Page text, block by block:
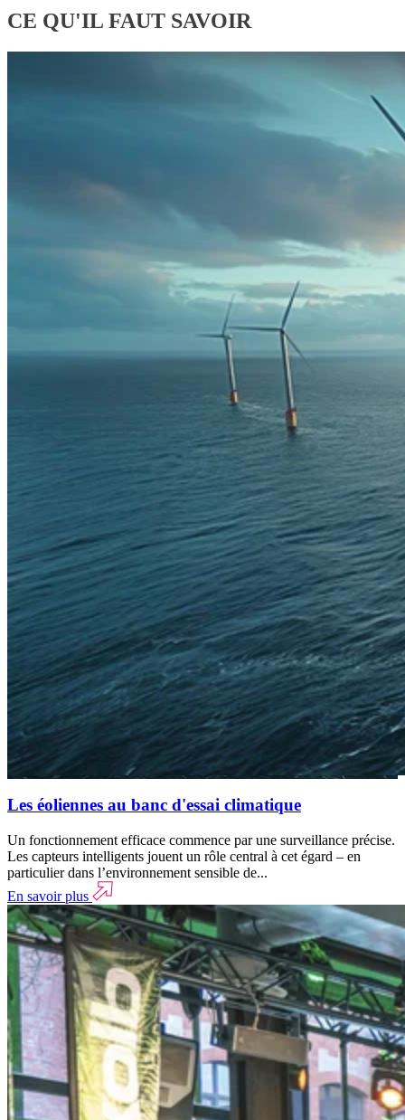
CE QU'IL FAUT SAVOIR
Les éoliennes au banc d'essai climatique
Un fonctionnement efficace commence par une surveillance précise.
Les capteurs intelligents jouent un rôle central à cet égard – en
particulier dans l’environnement sensible de...
En savoir plus